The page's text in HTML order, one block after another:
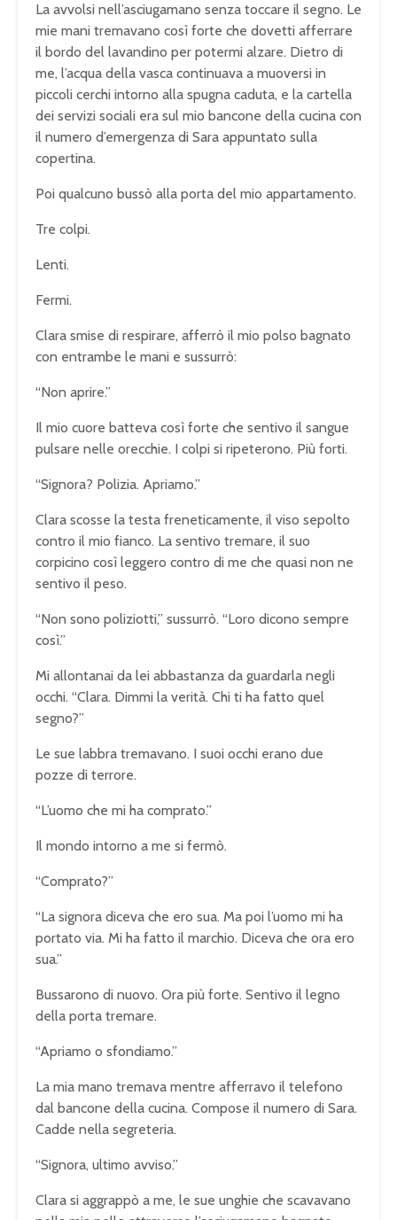
La avvolsi nell’asciugamano senza toccare il segno. Le
mie mani tremavano così forte che dovetti afferrare
il bordo del lavandino per potermi alzare. Dietro di
me, l’acqua della vasca continuava a muoversi in
piccoli cerchi intorno alla spugna caduta, e la cartella
dei servizi sociali era sul mio bancone della cucina con
il numero d’emergenza di Sara appuntato sulla
copertina.
Poi qualcuno bussò alla porta del mio appartamento.
Tre colpi.
Lenti.
Fermi.
Clara smise di respirare, afferrò il mio polso bagnato
con entrambe le mani e sussurrò:
“Non aprire.”
Il mio cuore batteva così forte che sentivo il sangue
pulsare nelle orecchie. I colpi si ripeterono. Più forti.
“Signora? Polizia. Apriamo.”
Clara scosse la testa freneticamente, il viso sepolto
contro il mio fianco. La sentivo tremare, il suo
corpicino così leggero contro di me che quasi non ne
sentivo il peso.
“Non sono poliziotti,” sussurrò. “Loro dicono sempre
così.”
Mi allontanai da lei abbastanza da guardarla negli
occhi. “Clara. Dimmi la verità. Chi ti ha fatto quel
segno?”
Le sue labbra tremavano. I suoi occhi erano due
pozze di terrore.
“L’uomo che mi ha comprato.”
Il mondo intorno a me si fermò.
“Comprato?”
“La signora diceva che ero sua. Ma poi l’uomo mi ha
portato via. Mi ha fatto il marchio. Diceva che ora ero
sua.”
Bussarono di nuovo. Ora più forte. Sentivo il legno
della porta tremare.
“Apriamo o sfondiamo.”
La mia mano tremava mentre afferravo il telefono
dal bancone della cucina. Compose il numero di Sara.
Cadde nella segreteria.
“Signora, ultimo avviso.”
Clara si aggrappò a me, le sue unghie che scavavano